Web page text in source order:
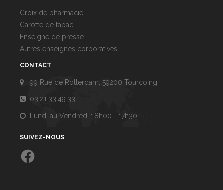
Croix de pharmacie
Carotte de tabac
Enseigne de presse
Autres enseignes corporatives
CONTACT
99 Rue de Rotterdam, 59200 Tourcoing
03.21.33.49.33
Lundi au Vendredi : 8h00 - 17h30
SUIVEZ-NOUS
Facebook